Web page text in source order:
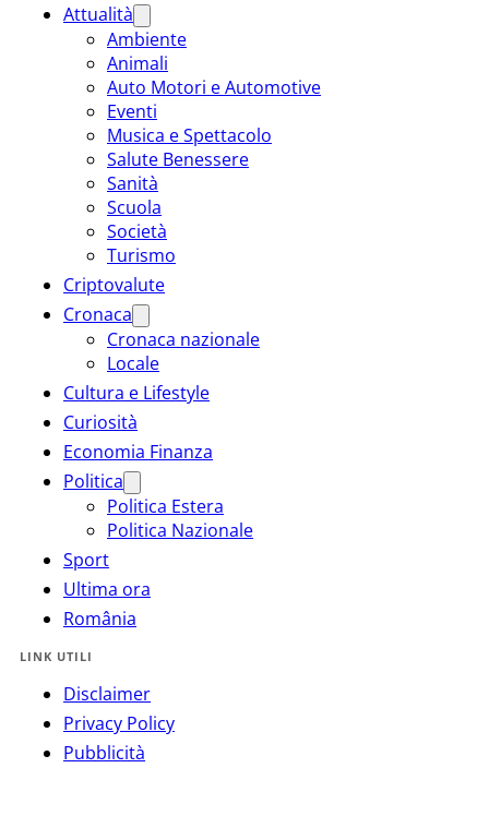
Attualità
Ambiente
Animali
Auto Motori e Automotive
Eventi
Musica e Spettacolo
Salute Benessere
Sanità
Scuola
Società
Turismo
Criptovalute
Cronaca
Cronaca nazionale
Locale
Cultura e Lifestyle
Curiosità
Economia Finanza
Politica
Politica Estera
Politica Nazionale
Sport
Ultima ora
România
LINK UTILI
Disclaimer
Privacy Policy
Pubblicità